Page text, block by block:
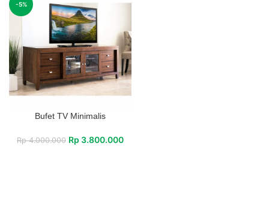
-5%
Bufet TV Minimalis
Rp4.000.000 Rp 3.800.000